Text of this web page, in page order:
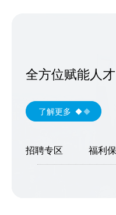
全方位赋能人才
了解更多
招聘专区 福利